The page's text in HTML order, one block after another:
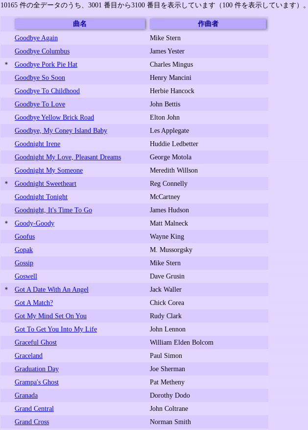
10165 件の全データのうち、3001 番目から3100 番目を表示しています（100 件を表示しています）。
曲名
作曲者
Goodbye Again
Mike Stern
Goodbye Columbus
James Yester
＊
Goodbye Pork Pie Hat
Charles Mingus
Goodbye So Soon
Henry Mancini
Goodbye To Childhood
Herbie Hancock
Goodbye To Love
John Bettis
Goodbye Yellow Brick Road
Elton John
Goodbye, My Coney Island Baby
Les Applegate
Goodnight Irene
Huddie Ledbetter
Goodnight My Love, Pleasant Dreams
George Motola
Goodnight My Someone
Meredith Willson
＊
Goodnight Sweetheart
Reg Connelly
Goodnight Tonight
McCartney
Goodnight, It's Time To Go
James Hudson
＊
Goody-Goody
Matt Malneck
Goofus
Wayne King
Gopak
M. Mussorgsky
Gossip
Mike Stern
Goswell
Dave Grusin
＊
Got A Date With An Angel
Jack Waller
Got A Match?
Chick Corea
Got My Mind Set On You
Rudy Clark
Got To Get You Into My Life
John Lennon
Graceful Ghost
William Elden Bolcom
Graceland
Paul Simon
Graduation Day
Joe Sherman
Grampa's Ghost
Pat Metheny
Granada
Dorothy Dodo
Grand Central
John Coltrane
Grand Cross
Norman Smith